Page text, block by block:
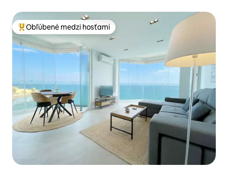
Najobľúbenejšie medzi hosťami
Obľúbené medzi hosťami